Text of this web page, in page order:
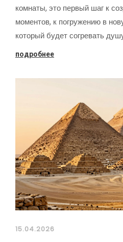
комнаты, это первый шаг к
моментов, к погружению в
который будет согревать
подробнее
15.04.2026